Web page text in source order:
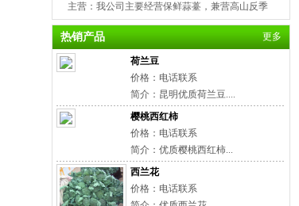
主营：我公司主要经营保鲜蒜薹，兼营高山反季
热销产品 更多
荷兰豆
价格：电话联系
简介：昆明优质荷兰豆....
樱桃西红柿
价格：电话联系
简介：优质樱桃西红柿...
西兰花
价格：电话联系